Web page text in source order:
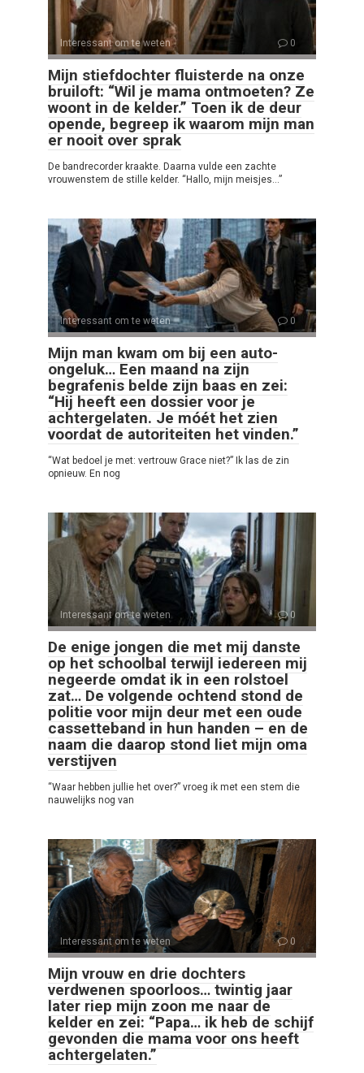
Interessant om te weten 0
Mijn stiefdochter fluisterde na onze
bruiloft: “Wil je mama ontmoeten? Ze
woont in de kelder.” Toen ik de deur
opende, begreep ik waarom mijn man
er nooit over sprak
De bandrecorder kraakte. Daarna vulde een zachte
vrouwenstem de stille kelder. “Hallo, mijn meisjes…”
Interessant om te weten 0
Mijn man kwam om bij een auto-
ongeluk… Een maand na zijn
begrafenis belde zijn baas en zei:
“Hij heeft een dossier voor je
achtergelaten. Je móét het zien
voordat de autoriteiten het vinden.”
“Wat bedoel je met: vertrouw Grace niet?” Ik las de zin
opnieuw. En nog
Interessant om te weten 0
De enige jongen die met mij danste
op het schoolbal terwijl iedereen mij
negeerde omdat ik in een rolstoel
zat… De volgende ochtend stond de
politie voor mijn deur met een oude
cassetteband in hun handen – en de
naam die daarop stond liet mijn oma
verstijven
“Waar hebben jullie het over?” vroeg ik met een stem die
nauwelijks nog van
Interessant om te weten 0
Mijn vrouw en drie dochters
verdwenen spoorloos… twintig jaar
later riep mijn zoon me naar de
kelder en zei: “Papa… ik heb de schijf
gevonden die mama voor ons heeft
achtergelaten.”